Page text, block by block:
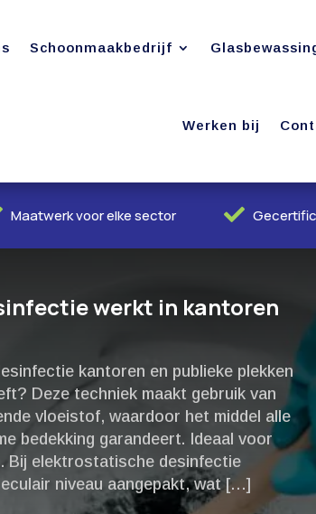
Schoonmaakbedrijf
Werken bij
Maatwerk voor elke sector 
werkt in kantoren
kantoren en publieke plekken
Deze techniek maakt gebruik van
vloeistof, waardoor het middel alle
bedekking garandeert.​ Ideaal voor
Bij elektrostatische desinfectie
niveau aangepakt, wat […]